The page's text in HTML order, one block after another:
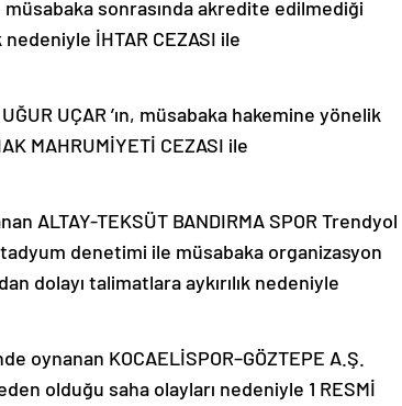
müsabaka sonrasında akredite edilmediği
nedeniyle İHTAR CEZASI ile
UÇAR ’ın, müsabaka hakemine yönelik
MAHRUMİYETİ CEZASI ile
ALTAY-TEKSÜT BANDIRMA SPOR Trendyol
denetimi ile müsabaka organizasyon
dolayı talimatlara aykırılık nedeniyle
oynanan KOCAELİSPOR–GÖZTEPE A.Ş.
olduğu saha olayları nedeniyle 1 RESMİ